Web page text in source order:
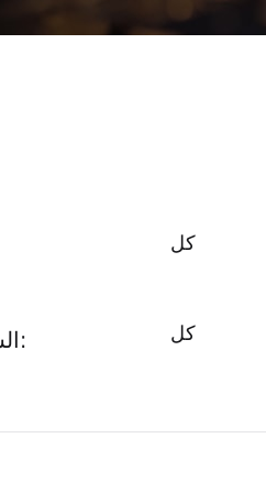
كل
السلسلة التصنيفية: كل